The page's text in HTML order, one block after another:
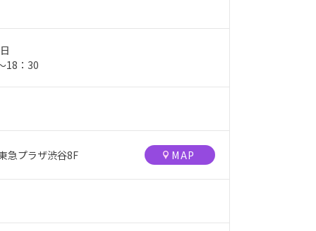
18：30
急プラザ渋谷8F MAP